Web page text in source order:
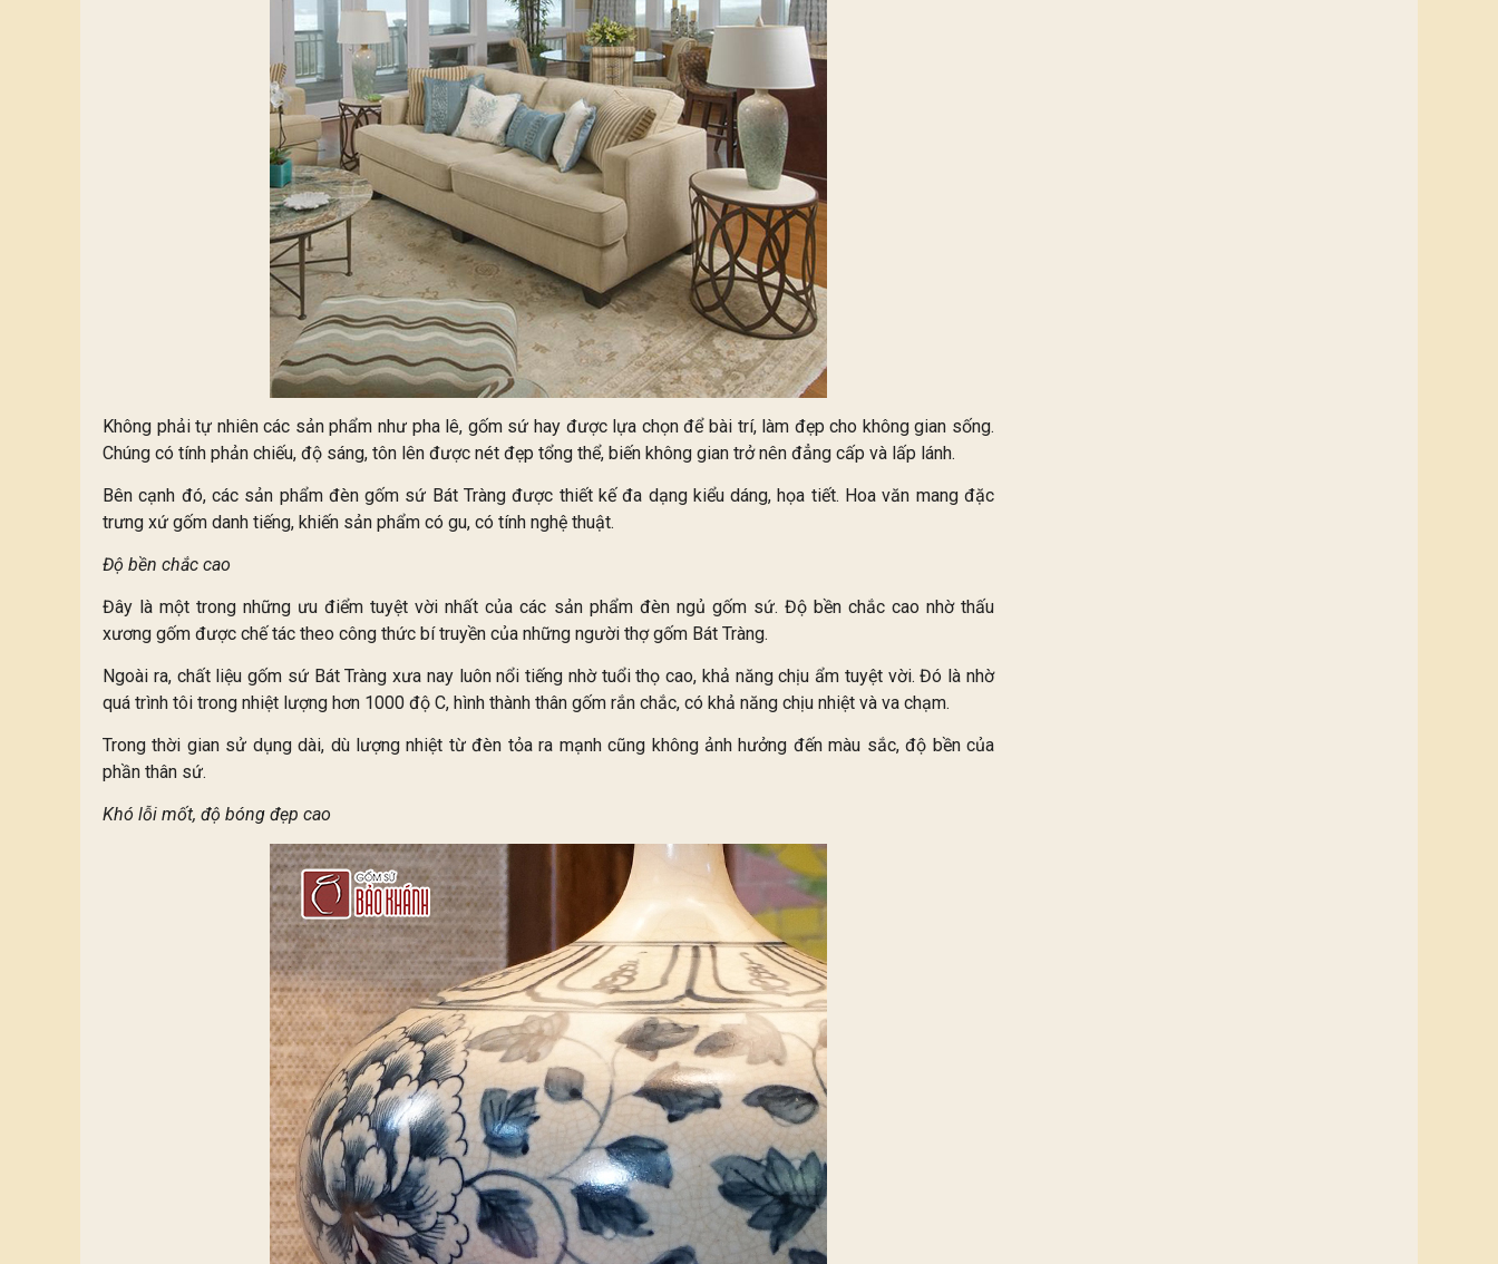
Không phải tự nhiên các sản phẩm như pha lê, gốm sứ hay được lựa chọn để bài trí, làm đẹp cho không gian sống.
Chúng có tính phản chiếu, độ sáng, tôn lên được nét đẹp tổng thể, biến không gian trở nên đẳng cấp và lấp lánh.
Bên cạnh đó, các sản phẩm đèn gốm sứ Bát Tràng được thiết kế đa dạng kiểu dáng, họa tiết. Hoa văn mang đặc
trưng xứ gốm danh tiếng, khiến sản phẩm có gu, có tính nghệ thuật.
Độ bền chắc cao
Đây là một trong những ưu điểm tuyệt vời nhất của các sản phẩm đèn ngủ gốm sứ. Độ bền chắc cao nhờ thấu
xương gốm được chế tác theo công thức bí truyền của những người thợ gốm Bát Tràng.
Ngoài ra, chất liệu gốm sứ Bát Tràng xưa nay luôn nổi tiếng nhờ tuổi thọ cao, khả năng chịu ẩm tuyệt vời. Đó là nhờ
quá trình tôi trong nhiệt lượng hơn 1000 độ C, hình thành thân gốm rắn chắc, có khả năng chịu nhiệt và va chạm.
Trong thời gian sử dụng dài, dù lượng nhiệt từ đèn tỏa ra mạnh cũng không ảnh hưởng đến màu sắc, độ bền của
phần thân sứ.
Khó lỗi mốt, độ bóng đẹp cao